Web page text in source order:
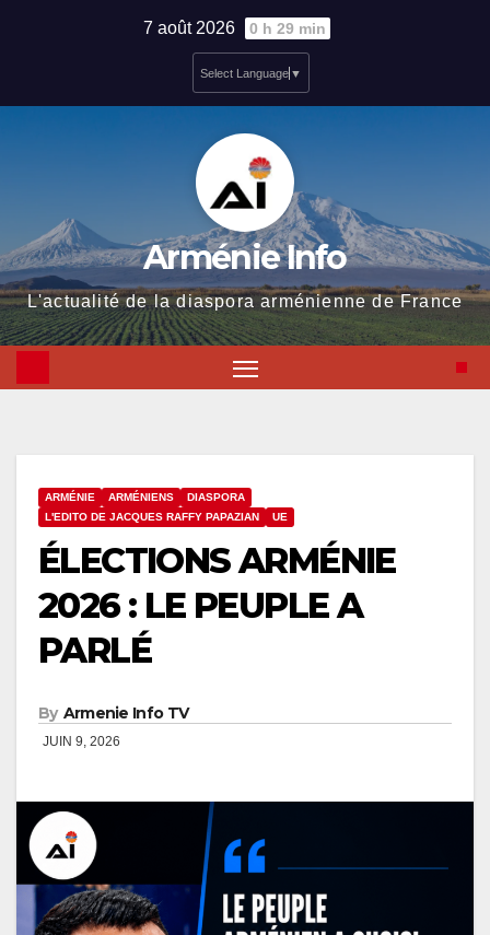
7 août 2026 0 h 29 min
Select Language ▼
Arménie Info
L'actualité de la diaspora arménienne de France
ARMÉNIE ARMÉNIENS
DIASPORA
L'EDITO DE JACQUES RAFFY PAPAZIAN
UE
ÉLECTIONS ARMÉNIE
2026 : LE PEUPLE A
PARLÉ
By Armenie Info TV
JUIN 9, 2026